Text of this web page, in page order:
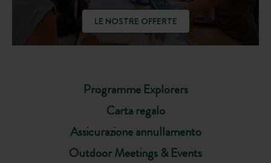
Programme Explorers
Carta regalo
Assicurazione annullamento
Outdoor Meetings & Events
LE NOSTRE OFFERTE